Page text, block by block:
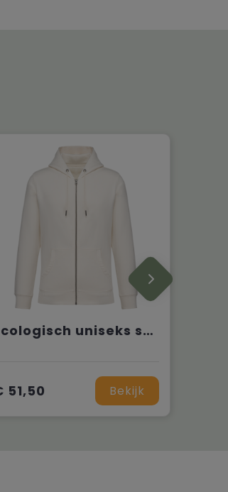
Ecologisch uniseks sweatvest met capuchon
51,50 Bekijk